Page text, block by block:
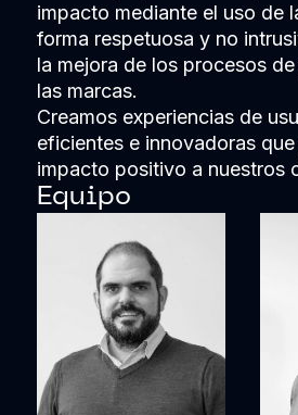
impacto mediante el uso de
forma respetuosa y no
la mejora de los procesos
las marcas.
Creamos experiencias de
eficientes e innovadoras
impacto positivo a nuestros
Equipo